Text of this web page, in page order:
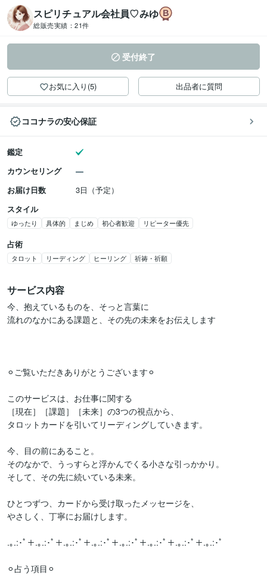
スピリチュアル会社員♡みゆ
総販売実績： 21件
受付終了
お気に入り(5) 出品者に質問
ココナラの安心保証
鑑定
カウンセリング
お届け日数
3日（予定）
スタイル
ゆったり 具体的 まじめ 初心者歓迎 リピーター優先
占術
タロット リーディング ヒーリング 祈祷・祈願
サービス内容
今、抱えているものを、そっと言葉に
流れのなかにある課題と、その先の未来をお伝えします
⚪︎ご覧いただきありがとうございます⚪︎
このサービスは、お仕事に関する
［現在］［課題］［未来］の3つの視点から、
タロットカードを引いてリーディングしていきます。
今、目の前にあること。
そのなかで、うっすらと浮かんでくる小さな引っかかり。
そして、その先に続いている未来。
ひとつずつ、カードから受け取ったメッセージを、
やさしく、丁寧にお届けします。
.｡.:･ﾟ＋.｡.:･ﾟ＋.｡.:･ﾟ＋.｡.:･ﾟ＋.｡.:･ﾟ＋.｡.:･ﾟ＋.｡.:･ﾟ＋.｡.:･ﾟ
⚪︎占う項目⚪︎